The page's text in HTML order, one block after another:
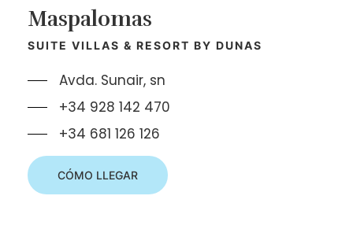
Maspalomas
SUITE VILLAS & RESORT BY DUNAS
Avda. Sunair, sn
+34 928 142 470
+34 681 126 126
CÓMO LLEGAR